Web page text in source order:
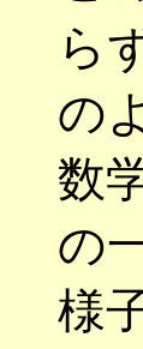
ら
の
数
の
様